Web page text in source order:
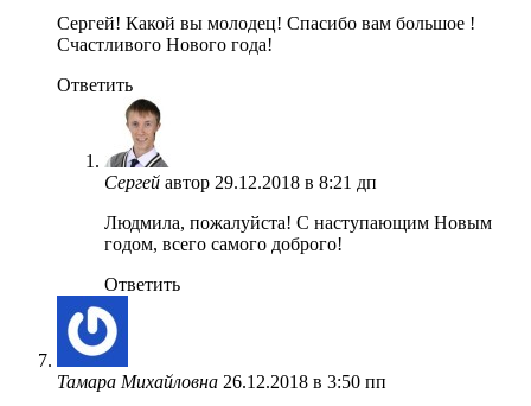
Сергей! Какой вы молодец! Спасибо вам большое !
Счастливого Нового года!
Ответить
Сергей автор 29.12.2018 в 8:21 дп
Людмила, пожалуйста! С наступающим Новым
годом, всего самого доброго!
Ответить
Тамара Михайловна 26.12.2018 в 3:50 пп